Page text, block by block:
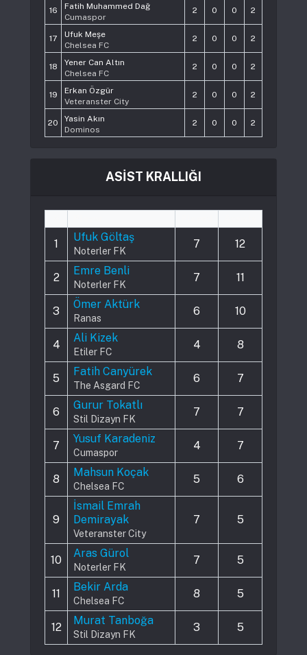
16
Fatih Muhammed Dağ
Cumaspor
2 0 0 2
17
Ufuk Meşe
Chelsea FC
2 0 0 2
18
Yener Can Altın
Chelsea FC
2 0 0 2
19
Erkan Özgür
Veteranster City
2 0 0 2
20
Yasin Akın
Dominos
2 0 0 2
ASİST KRALLIĞI
1
Ufuk Göltaş
Noterler FK
7 12
2
Emre Benli
Noterler FK
7 11
3
Ömer Aktürk
Ranas
6 10
4
Ali Kizek
Etiler FC
4 8
5
Fatih Canyürek
The Asgard FC
6 7
6
Gurur Tokatlı
Stil Dizayn FK
7 7
7
Yusuf Karadeniz
Cumaspor
4 7
8
Mahsun Koçak
Chelsea FC
5 6
9
İsmail Emrah
Demirayak
Veteranster City
7 5
10
Aras Gürol
Noterler FK
7 5
11
Bekir Arda
Chelsea FC
8 5
12
Murat Tanboğa
Stil Dizayn FK
3 5